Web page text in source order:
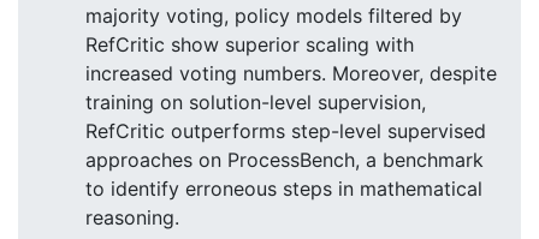
majority voting, policy models filtered by
RefCritic show superior scaling with
increased voting numbers. Moreover, despite
training on solution-level supervision,
RefCritic outperforms step-level supervised
approaches on ProcessBench, a benchmark
to identify erroneous steps in mathematical
reasoning.